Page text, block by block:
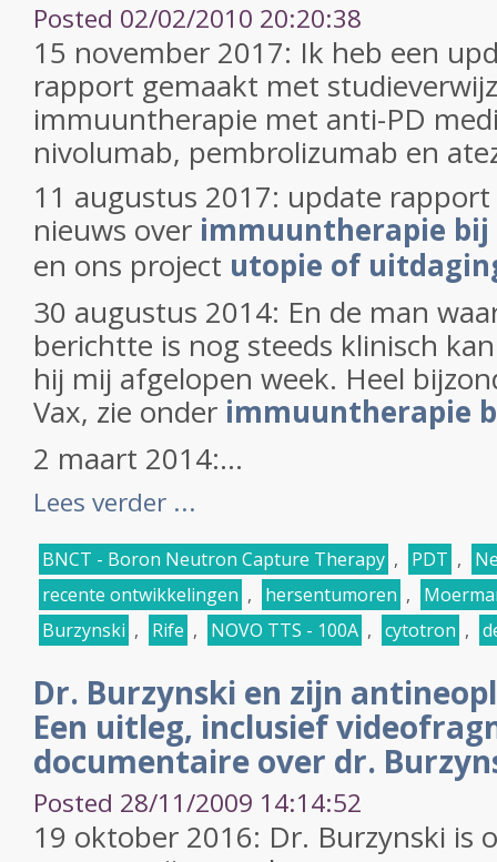
Posted 02/02/2010 20:20:38
15 november 2017: Ik heb een
rapport gemaakt met
immuuntherapie met anti-PD
nivolumab, pembrolizumab en
11 augustus 2017: update
nieuws over immuuntherapie
en ons project utopie of
30 augustus 2014: En de man
berichtte is nog steeds klinisch
hij mij afgelopen week. Heel
Vax, zie onder immuuntherapie
2 maart 2014:...
Lees verder ...
BNCT - Boron Neutron Capture Therapy , PDT ,
recente ontwikkelingen , hersentumoren ,
Burzynski , Rife , NOVO TTS - 100A , cytotron ,
Dr. Burzynski en zijn
Een uitleg, inclusief
documentaire over dr.
Posted 28/11/2009 14:14:52
19 oktober 2016: Dr. Burzynski is